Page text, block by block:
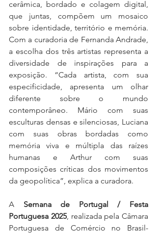
cerâmica, bordado e colagem digital,
que juntas, compõem um mosaico
sobre identidade, território e memória.
Com a curadoria de Fernanda Andrade,
a escolha dos três artistas representa a
diversidade de inspirações para a
exposição. “Cada artista, com sua
especificidade, apresenta um olhar
diferente sobre o mundo
contemporâneo. Mário com suas
esculturas densas e silenciosas, Luciana
com suas obras bordadas como
memória viva e múltipla das raízes
humanas e Arthur com suas
composições críticas dos movimentos
da geopolítica”, explica a curadora.
A Semana de Portugal / Festa
Portuguesa 2025, realizada pela Câmara
Portuguesa de Comércio no Brasil-